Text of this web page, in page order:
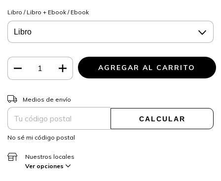
Libro / Libro + Ebook / Ebook
Entregas para el CP:
Medios de envío
CALCULAR
No sé mi código postal
Nuestros locales
Ver opciones